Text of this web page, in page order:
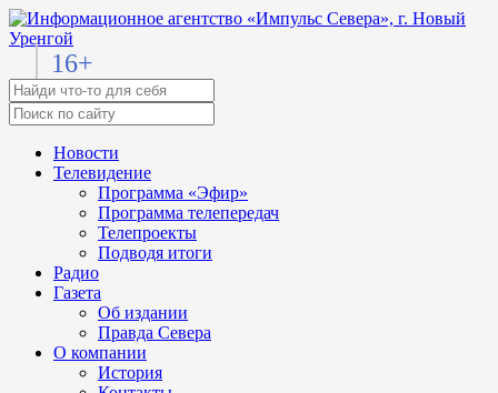
16+
Новости
Телевидение
Программа «Эфир»
Программа телепередач
Телепроекты
Подводя итоги
Радио
Газета
Об издании
Правда Севера
О компании
История